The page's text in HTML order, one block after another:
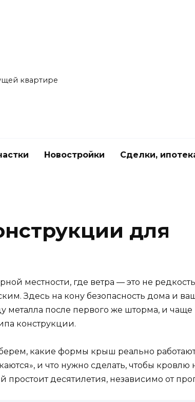
квартире
Новостройки Сделки,
для
местности, где ветра — это не
Здесь на кону безопасность дома и
металла после первого же шторма, и
конструкции.
какие формы крыш реально
и что нужно сделать, чтобы кровлю
простоит десятилетия, независимо от